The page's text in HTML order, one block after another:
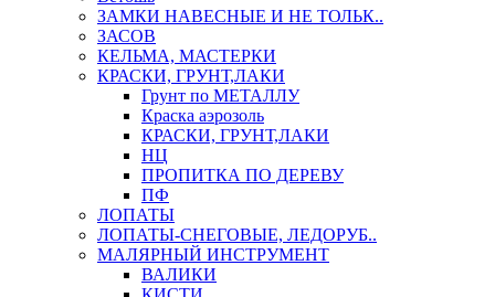
ЗАМКИ НАВЕСНЫЕ И НЕ ТОЛЬК..
ЗАСОВ
КЕЛЬМА, МАСТЕРКИ
КРАСКИ, ГРУНТ,ЛАКИ
Грунт по МЕТАЛЛУ
Краска аэрозоль
КРАСКИ, ГРУНТ,ЛАКИ
НЦ
ПРОПИТКА ПО ДЕРЕВУ
ПФ
ЛОПАТЫ
ЛОПАТЫ-СНЕГОВЫЕ, ЛЕДОРУБ..
МАЛЯРНЫЙ ИНСТРУМЕНТ
ВАЛИКИ